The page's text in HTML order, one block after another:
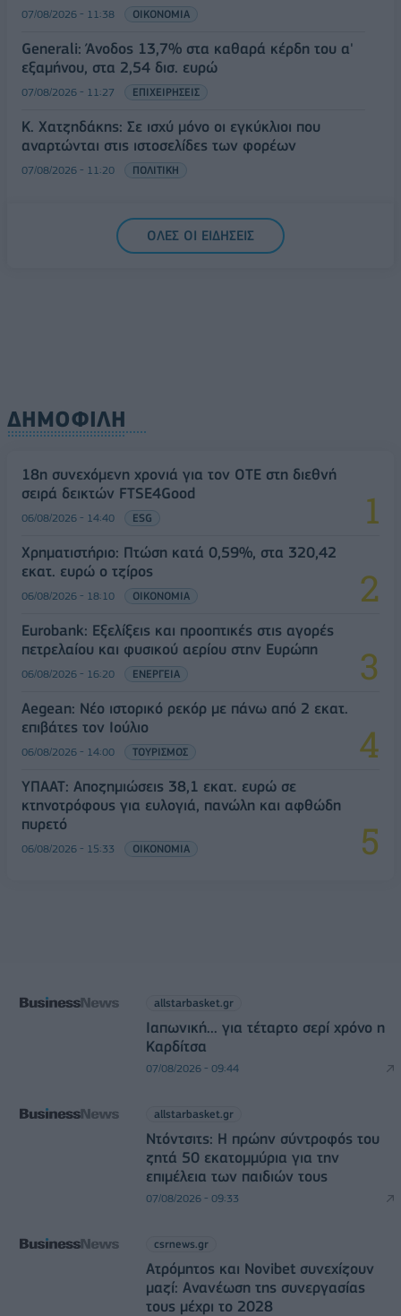
07/08/2026 - 11:38 ΟΙΚΟΝΟΜΙΑ
Generali: Άνοδος 13,7% στα καθαρά κέρδη του α'
εξαμήνου, στα 2,54 δισ. ευρώ
07/08/2026 - 11:27 ΕΠΙΧΕΙΡΗΣΕΙΣ
Κ. Χατζηδάκης: Σε ισχύ μόνο οι εγκύκλιοι που
αναρτώνται στις ιστοσελίδες των φορέων
07/08/2026 - 11:20 ΠΟΛΙΤΙΚΗ
ΟΛΕΣ ΟΙ ΕΙΔΗΣΕΙΣ
ΔΗΜΟΦΙΛΗ
18η συνεχόμενη χρονιά για τον ΟΤΕ στη διεθνή
σειρά δεικτών FTSE4Good
06/08/2026 - 14:40 ESG
Χρηματιστήριο: Πτώση κατά 0,59%, στα 320,42
εκατ. ευρώ ο τζίρος
06/08/2026 - 18:10 ΟΙΚΟΝΟΜΙΑ
Eurobank: Εξελίξεις και προοπτικές στις αγορές
πετρελαίου και φυσικού αερίου στην Ευρώπη
06/08/2026 - 16:20 ΕΝΕΡΓΕΙΑ
Aegean: Νέο ιστορικό ρεκόρ με πάνω από 2 εκατ.
επιβάτες τον Ιούλιο
06/08/2026 - 14:00 ΤΟΥΡΙΣΜΟΣ
ΥΠΑΑΤ: Αποζημιώσεις 38,1 εκατ. ευρώ σε
κτηνοτρόφους για ευλογιά, πανώλη και αφθώδη
πυρετό
06/08/2026 - 15:33 ΟΙΚΟΝΟΜΙΑ
allstarbasket.gr
Ιαπωνική... για τέταρτο σερί χρόνο η
Καρδίτσα
07/08/2026 - 09:44
allstarbasket.gr
Ντόντσιτς: Η πρώην σύντροφός του
ζητά 50 εκατομμύρια για την
επιμέλεια των παιδιών τους
07/08/2026 - 09:33
csrnews.gr
Ατρόμητος και Novibet συνεχίζουν
μαζί: Ανανέωση της συνεργασίας
τους μέχρι το 2028